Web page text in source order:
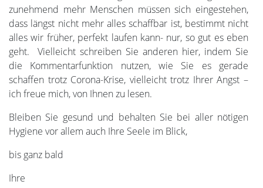
zunehmend mehr Menschen müssen sich eingestehen,
dass längst nicht mehr alles schaffbar ist, bestimmt nicht
alles wir früher, perfekt laufen kann- nur, so gut es eben
geht. Vielleicht schreiben Sie anderen hier, indem Sie
die Kommentarfunktion nutzen, wie Sie es gerade
schaffen trotz Corona-Krise, vielleicht trotz Ihrer Angst –
ich freue mich, von Ihnen zu lesen.
Bleiben Sie gesund und behalten Sie bei aller nötigen
Hygiene vor allem auch Ihre Seele im Blick,
bis ganz bald
Ihre